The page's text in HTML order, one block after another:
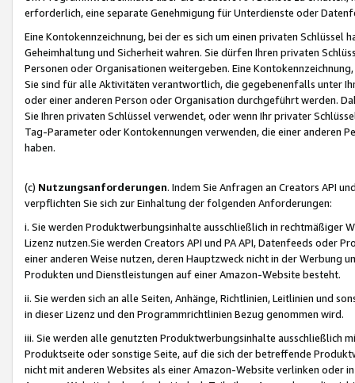
erforderlich, eine separate Genehmigung für Unterdienste oder
Eine Kontokennzeichnung, bei der es sich um einen privaten
Geheimhaltung und Sicherheit wahren. Sie dürfen Ihren privaten
Personen oder Organisationen weitergeben. Eine
Sie sind für alle Aktivitäten verantwortlich, die gegebenenfalls unter
oder einer anderen Person oder Organisation durchgeführt werden.
Sie Ihren privaten Schlüssel verwendet, oder wenn Ihr privater
Tag-Parameter oder Kontokennungen verwenden, die einer anderen
haben.
(c) Nutzungsanforderungen. Indem Sie Anfragen an Creators API
verpflichten Sie sich zur Einhaltung der folgenden Anforderungen:
i. Sie werden Produktwerbungsinhalte ausschließlich in rechtmäßiger
Lizenz nutzen.Sie werden Creators API und PA API, Datenfeeds oder
einer anderen Weise nutzen, deren Hauptzweck nicht in der Werbung
Produkten und Dienstleistungen auf einer Amazon-Website besteht.
ii. Sie werden sich an alle Seiten, Anhänge, Richtlinien, Leitlinien und
in dieser Lizenz und den Programmrichtlinien Bezug genommen wird.
iii. Sie werden alle genutzten Produktwerbungsinhalte ausschließlich
Produktseite oder sonstige Seite, auf die sich der betreffende
nicht mit anderen Websites als einer Amazon-Website verlinken oder